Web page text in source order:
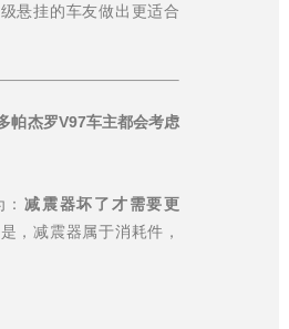
悬挂的车友做出更适合
帕杰罗V97车主都会考虑
：减震器坏了才需要更
，减震器属于消耗件，